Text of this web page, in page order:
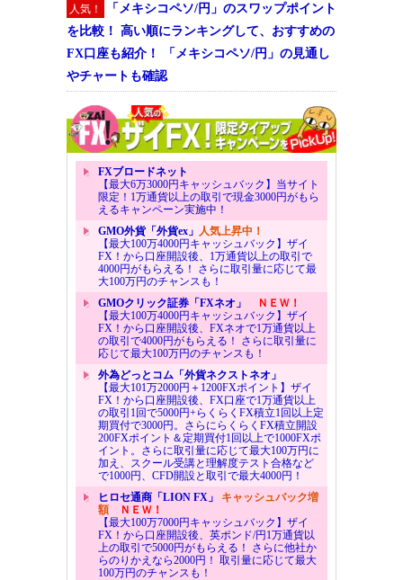
人気！
「メキシコペソ/円」のスワップポイント
を比較！ 高い順にランキングして、おすすめの
FX口座も紹介！ 「メキシコペソ/円」の見通し
やチャートも確認
FXブロードネット
【最大6万3000円キャッシュバック】当サイト
限定！1万通貨以上の取引で現金3000円がもら
えるキャンペーン実施中！
GMO外貨「外貨ex」 人気上昇中！
【最大100万4000円キャッシュバック】ザイ
FX！から口座開設後、1万通貨以上の取引で
4000円がもらえる！ さらに取引量に応じて最
大100万円のチャンスも！
GMOクリック証券「FXネオ」
ＮＥＷ！
【最大100万4000円キャッシュバック】ザイ
FX！から口座開設後、FXネオで1万通貨以上
の取引で4000円がもらえる！ さらに取引量に
応じて最大100万円のチャンスも！
外為どっとコム「外貨ネクストネオ」
【最大101万2000円＋1200FXポイント】ザイ
FX！から口座開設後、FX口座で1万通貨以上
の取引1回で5000円+らくらくFX積立1回以上定
期買付で3000円。さらにらくらくFX積立開設
200FXポイント＆定期買付1回以上で1000FXポ
イント。さらに取引量に応じて最大100万円に
加え、スクール受講と理解度テスト合格など
で1000円、CFD開設と取引で最大4000円！
ヒロセ通商「LION FX」 キャッシュバック増
額ＮＥＷ！
【最大100万7000円キャッシュバック】ザイ
FX！から口座開設後、英ポンド/円1万通貨以
上の取引で5000円がもらえる！ さらに他社か
らのりかえなら2000円！ 取引量に応じて最大
100万円のチャンスも！